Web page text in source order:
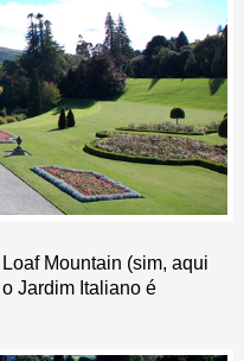
Mountain (sim, aqui
Jardim Italiano é